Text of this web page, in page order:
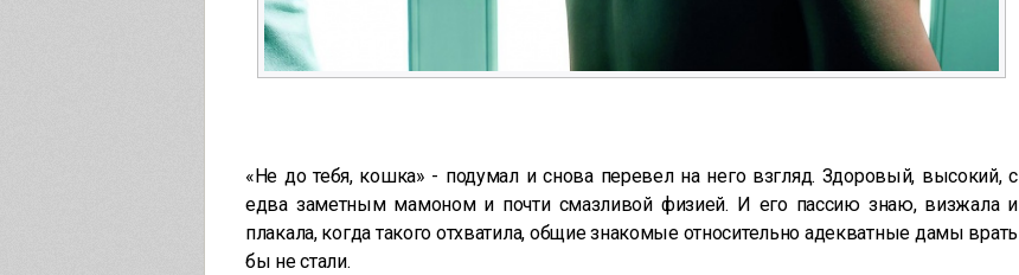
«Не до тебя, кошка» - подумал и снова перевел на него взгляд. Здоровый, высокий, с
едва заметным мамоном и почти смазливой физией. И его пассию знаю, визжала и
плакала, когда такого отхватила, общие знакомые относительно адекватные дамы врать
бы не стали.